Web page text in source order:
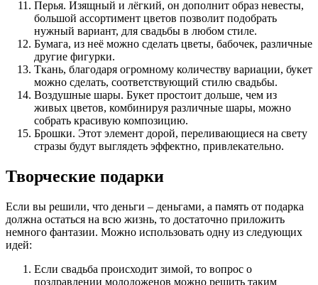
Перья. Изящный и лёгкий, он дополнит образ невесты,
большой ассортимент цветов позволит подобрать
нужный вариант, для свадьбы в любом стиле.
Бумага, из неё можно сделать цветы, бабочек, различные
другие фигурки.
Ткань, благодаря огромному количеству вариации, букет
можно сделать, соответствующий стилю свадьбы.
Воздушные шары. Букет простоит дольше, чем из
живых цветов, комбинируя различные шары, можно
собрать красивую композицию.
Брошки. Этот элемент дорой, переливающиеся на свету
стразы будут выглядеть эффектно, привлекательно.
Творческие подарки
Если вы решили, что деньги – деньгами, а память от подарка
должна остаться на всю жизнь, то достаточно приложить
немного фантазии. Можно использовать одну из следующих
идей:
Если свадьба происходит зимой, то вопрос о
поздравлении молодоженов можно решить таким